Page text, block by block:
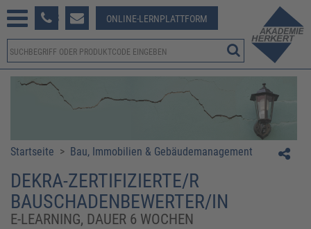
381-123 ONLINE-LERNPLATTFORM
Startseite > Bau, Immobilien & Gebäudemanagement
DEKRA-ZERTIFIZIERTE/R
BAUSCHADENBEWERTER/IN
E-LEARNING, DAUER 6 WOCHEN